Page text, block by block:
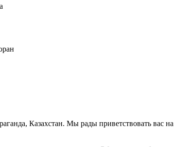
Казахстан. Мы рады приветствовать вас